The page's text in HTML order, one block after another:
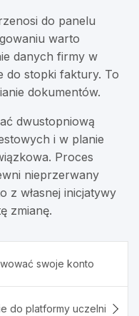
do panelu
warto
danych firmy w
do stopki faktury. To
dokumentów.
dwustopniową
i w planie
Proces
nieprzerwany
z własnej inicjatywy
zmianę.
swoje konto
do platformy uczelni